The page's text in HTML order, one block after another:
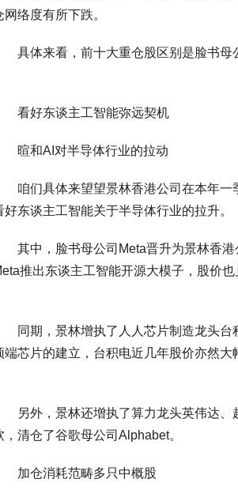
网络度有所下跌。
体来看，前十大重仓股区别是脸书母公
好东谈主工智能弥远契机
和AI对半导体行业的拉动
们具体来望望景林香港公司在本年一季
好东谈主工智能关于半导体行业的拉升。
中，脸书母公司Meta晋升为景林香港公
推出东谈主工智能开源大模子，股价
期，景林增执了人人芯片制造龙头台积
端芯片的建立，台积电近几年股价亦然
外，景林还增执了算力龙头英伟达、超
，清仓了谷歌母公司Alphabet。
仓消耗范畴多只中概股